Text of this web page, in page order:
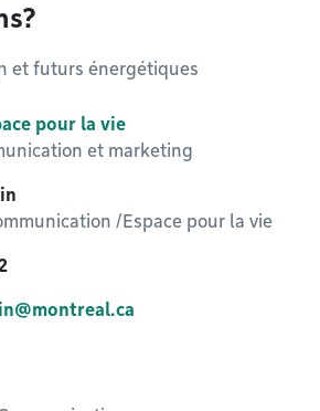
et futurs énergétiques
pour la vie
et marketing
/Espace pour la vie